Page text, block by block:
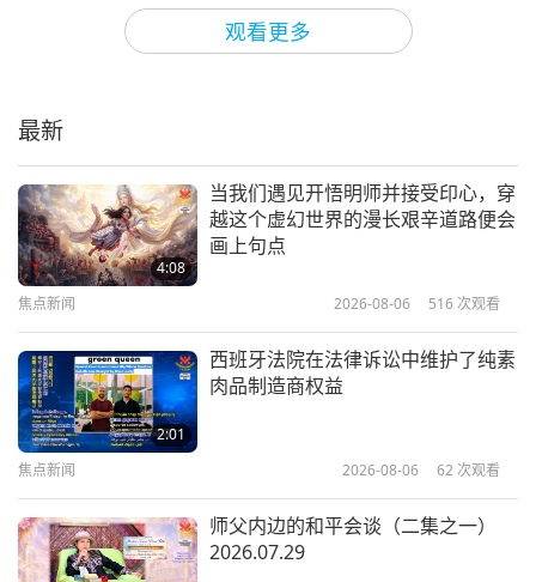
观看更多
2019-10-11
有机耕作—农耕的未来
大地之母
不用为了「拯救世界」放弃一切，只
最新
4:08
当我们遇见开悟明师并接受印心，穿
越这个虚幻世界的漫长艰辛道路便会
画上句点
焦点新闻 2026-08-06 516 次观看
2:01
西班牙法院在法律诉讼中维护了纯素
肉品制造商权益
焦点新闻 2026-08-06 62 次观看
师父内边的和平会谈（二集之一）
2026.07.29